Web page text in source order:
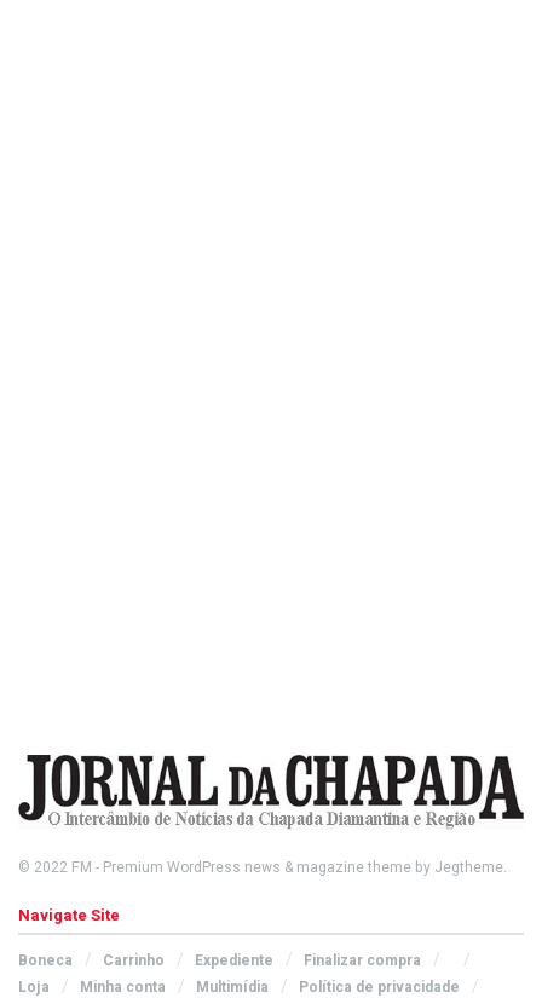
© 2022 FM - Premium WordPress news & magazine theme by Jegtheme.
Navigate Site
Boneca Carrinho Expediente
Finalizar compra
Loja
Minha conta Multimídia Política de privacidade